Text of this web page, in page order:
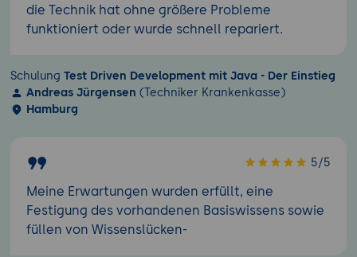
die Technik hat ohne größere Probleme
funktioniert oder wurde schnell repariert.
Schulung Test Driven Development mit Java - Der Einstieg
Andreas Jürgensen (Techniker Krankenkasse)
Hamburg
5/5
Meine Erwartungen wurden erfüllt, eine
Festigung des vorhandenen Basiswissens sowie
füllen von Wissenslücken-